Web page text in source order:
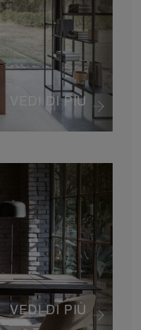
VEDI DI PIÙ
VEDI DI PIÙ